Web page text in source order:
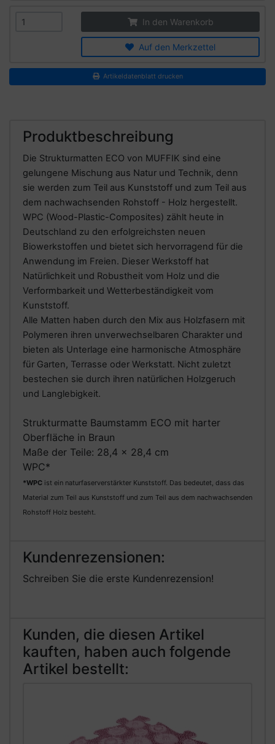
In den Warenkorb
Auf den Merkzettel
Artikeldatenblatt drucken
Produktbeschreibung
Die Strukturmatten ECO von MUFFIK sind eine
gelungene Mischung aus Natur und Technik, denn
sie werden zum Teil aus Kunststoff und zum Teil aus
dem nachwachsenden Rohstoff - Holz hergestellt.
WPC (Wood-Plastic-Composites) zählt heute in
Deutschland zu den erfolgreichsten neuen
Biowerkstoffen und bietet sich hervorragend für die
Anwendung im Freien. Dieser Werkstoff hat
Natürlichkeit und Robustheit vom Holz und die
Verformbarkeit und Wetterbeständigkeit vom
Kunststoff.
Alle Matten haben durch den Mix aus Holzfasern mit
Polymeren ihren unverwechselbaren Charakter und
bieten als Unterlage eine harmonische Atmosphäre
für Garten, Terrasse oder Werkstatt. Nicht zuletzt
bestechen sie durch ihren natürlichen Holzgeruch
und Langlebigkeit.
Strukturmatte Baumstamm ECO mit harter
Oberfläche in Braun
Maße der Teile: 28,4 x 28,4 cm
WPC*
*WPC ist ein naturfaserverstärkter Kunststoff. Das bedeutet, dass das
Material zum Teil aus Kunststoff und zum Teil aus dem nachwachsenden
Rohstoff Holz besteht.
Kundenrezensionen:
Schreiben Sie die erste Kundenrezension!
Kunden, die diesen Artikel
kauften, haben auch folgende
Artikel bestellt: